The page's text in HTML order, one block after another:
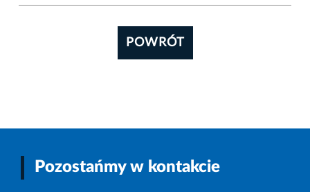
POWRÓT
Pozostańmy w kontakcie